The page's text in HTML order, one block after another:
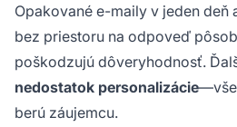
Opakované e-maily v jeden deň
bez priestoru na odpoveď
poškodzujú dôveryhodnosť.
nedostatok personalizácie
berú záujemcu.